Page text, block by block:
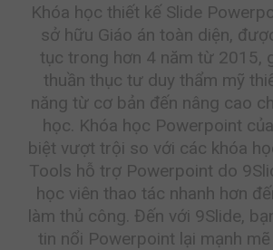
Khóa học thiết kế Slide
sở hữu Giáo án toàn diện,
tục trong hơn 4 năm từ 2015,
thuần thục tư duy thẩm mỹ
năng từ cơ bản đến nâng cao
học. Khóa học Powerpoint
biệt vượt trội so với các khóa
Tools hỗ trợ Powerpoint do
học viên thao tác nhanh hơn
làm thủ công. Đến với 9Slide,
tin nổi Powerpoint lại mạnh mẽ